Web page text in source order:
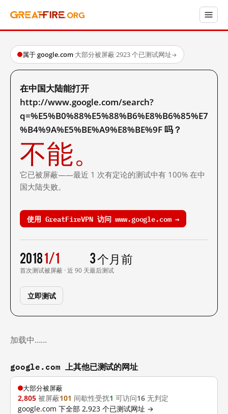
属于 google.com·大部分被屏蔽·2923 个已测试网址→
在中国大陆能打开
http://www.google.com/search?
q=%E5%B0%88%E5%88%B6%E8%B6%85%E7
%B4%9A%E5%BE%A9%E8%BE%9F 吗？
不能。
它已被屏蔽——最近 1 次有定论的测试中有 100% 在中
国大陆失败。
使用 GreatFireVPN 访问 www.google.com →
2018
首次测试
1/1
被屏蔽 · 近 90 天
3 个月前
最后测试
立即测试
加载中……
google.com 上其他已测试的网址
大部分被屏蔽
2,805 被屏蔽101 间歇性受扰1 可访问16 无判定
google.com 下全部 2,923 个已测试网址 →